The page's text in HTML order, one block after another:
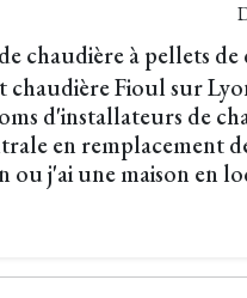
chaudière à pellets
chaudière Fioul sur
d'installateurs de
en remplacement
ou j'ai une maison en